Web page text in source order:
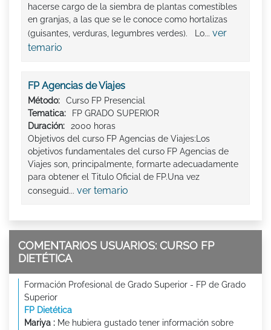
hacerse cargo de la siembra de plantas comestibles
en granjas, a las que se le conoce como hortalizas
(guisantes, verduras, legumbres verdes). Lo... ver
temario
FP Agencias de Viajes
Método:
Curso FP Presencial
Tematica:
FP GRADO SUPERIOR
Duración:
2000 horas
Objetivos del curso FP Agencias de Viajes:Los
objetivos fundamentales del curso FP Agencias de
Viajes son, principalmente, formarte adecuadamente
para obtener el Titulo Oficial de FP.Una vez
conseguid... ver temario
COMENTARIOS USUARIOS: CURSO FP
DIETÉTICA
Formación Profesional de Grado Superior - FP de Grado
Superior
FP Dietética
Mariya : Me hubiera gustado tener información sobre